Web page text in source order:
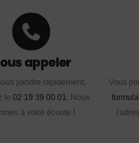
appeler
joindre rapidement,
le 02 19 39 00 01. Nous
à votre écoute !
Vous